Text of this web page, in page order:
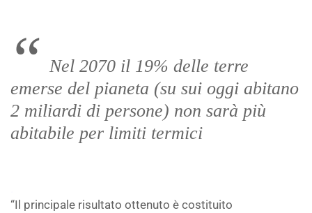
Nel 2070 il 19% delle terre
emerse del pianeta (su sui oggi abitano
2 miliardi di persone) non sarà più
abitabile per limiti termici
“Il principale risultato ottenuto è costituito